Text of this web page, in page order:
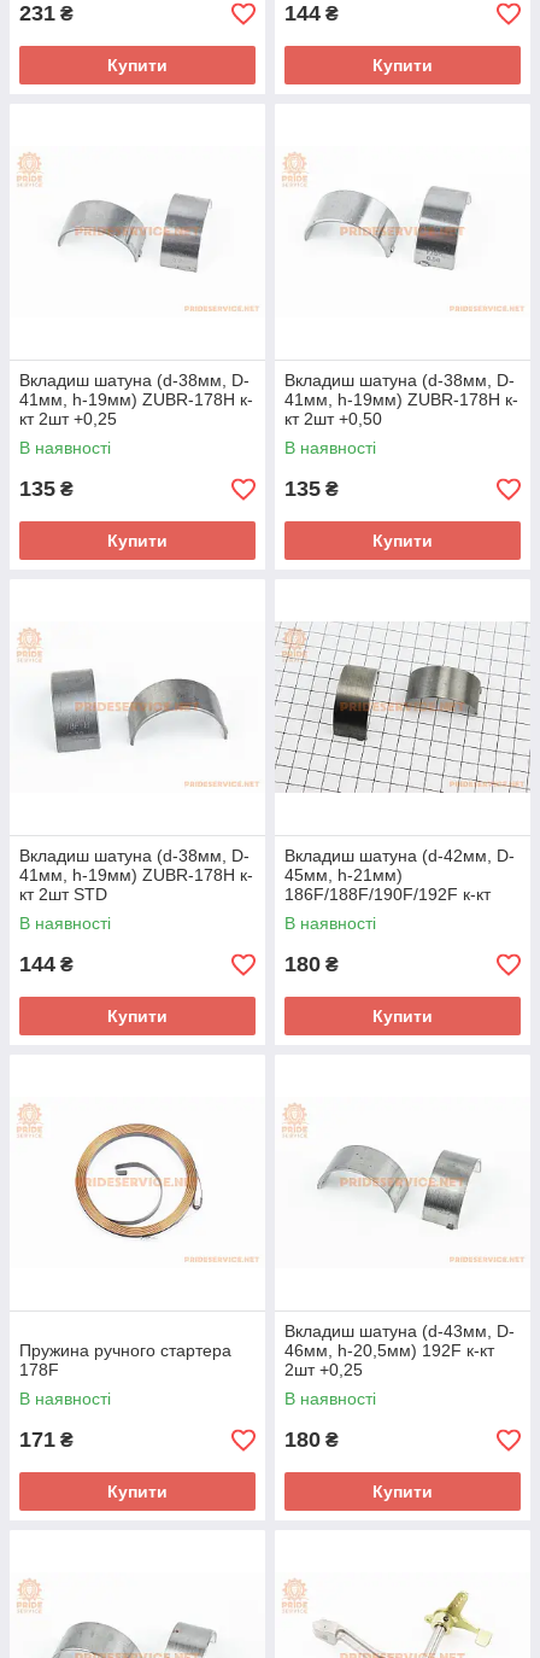
231 ₴
Купити
144 ₴
Купити
Вкладиш шатуна (d-38мм, D-
41мм, h-19мм) ZUBR-178H к-
кт 2шт +0,25
В наявності
135 ₴
Купити
Вкладиш шатуна (d-38мм, D-
41мм, h-19мм) ZUBR-178H к-
кт 2шт +0,50
В наявності
135 ₴
Купити
Вкладиш шатуна (d-38мм, D-
41мм, h-19мм) ZUBR-178H к-
кт 2шт STD
В наявності
144 ₴
Купити
Вкладиш шатуна (d-42мм, D-
45мм, h-21мм)
186F/188F/190F/192F к-кт
2шт STD
В наявності
180 ₴
Купити
Пружина ручного стартера
178F
В наявності
171 ₴
Купити
Вкладиш шатуна (d-43мм, D-
46мм, h-20,5мм) 192F к-кт
2шт +0,25
В наявності
180 ₴
Купити